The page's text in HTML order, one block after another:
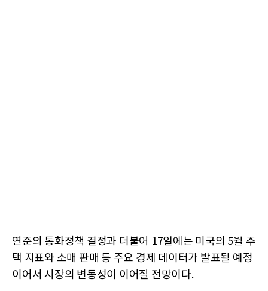
연준의 통화정책 결정과 더불어 17일에는 미국의 5월 주
택 지표와 소매 판매 등 주요 경제 데이터가 발표될 예정
이어서 시장의 변동성이 이어질 전망이다.